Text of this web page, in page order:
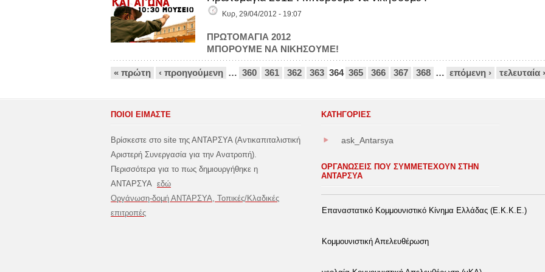
Κυρ, 29/04/2012 - 19:07
ΠΡΩΤΟΜΑΓΙΑ 2012
ΜΠΟΡΟΥΜΕ ΝΑ ΝΙΚΗΣΟΥΜΕ!
Σελίδες
« πρώτη ‹ προηγούμενη … 360 361 362 363 364 365 366 367 368 … επόμενη › τελευταία
ΠΟΙΟΙ ΕΙΜΑΣΤΕ
Βρίσκεστε στο site της ΑΝΤΑΡΣΥΑ (Αντικαπιταλιστική
Αριστερή Συνεργασία για την Ανατροπή).
Περισσότερα για το πως δημιουργήθηκε η
ΑΝΤΑΡΣΥΑ εδώ
Οργάνωση-δομή ΑΝΤΑΡΣΥΑ, Τοπικές/Κλαδικές
επιτροπές
ΚΑΤΗΓΟΡΊΕΣ
ask_Antarsya
ΟΡΓΑΝΩΣΕΙΣ ΠΟΥ ΣΥΜΜΕΤΕΧΟΥΝ ΣΤΗΝ
ΑΝΤΑΡΣΥΑ
Επαναστατικό Κομμουνιστικό Κίνημα Ελλάδας (Ε.Κ.Κ.Ε.)
Κομμουνιστική Απελευθέρωση